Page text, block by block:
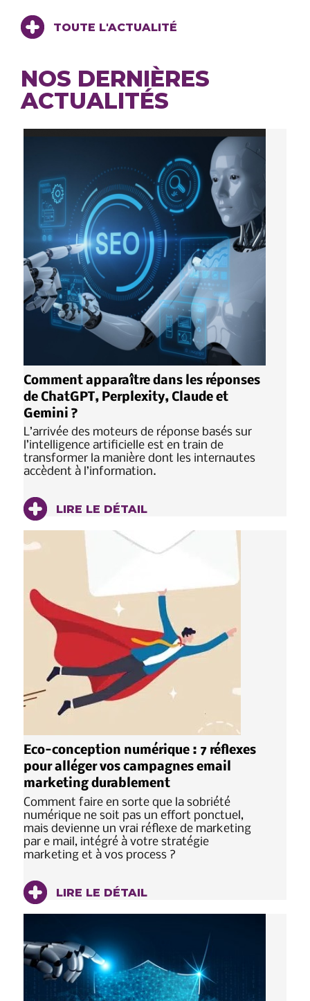
TOUTE L'ACTUALITÉ
NOS DERNIÈRES
ACTUALITÉS
Comment apparaître dans les réponses
de ChatGPT, Perplexity, Claude et
Gemini ?
L’arrivée des moteurs de réponse basés sur
l’intelligence artificielle est en train de
transformer la manière dont les internautes
accèdent à l’information.
LIRE LE DÉTAIL
Eco-conception numérique : 7 réflexes
pour alléger vos campagnes email
marketing durablement
Comment faire en sorte que la sobriété
numérique ne soit pas un effort ponctuel,
mais devienne un vrai réflexe de marketing
par e mail, intégré à votre stratégie
marketing et à vos process ?
LIRE LE DÉTAIL